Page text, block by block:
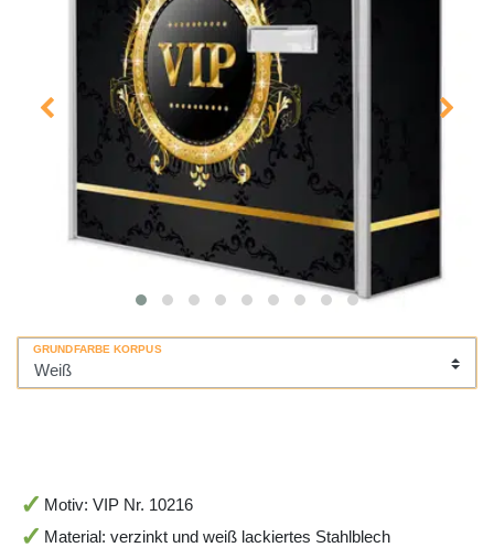
GRUNDFARBE KORPUS
Motiv: VIP Nr. 10216
Material: verzinkt und weiß lackiertes Stahlblech